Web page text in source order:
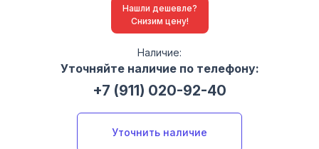
Нашли дешевле?
Снизим цену!
Наличие:
Уточняйте наличие по телефону:
+7 (911) 020-92-40
Уточнить наличие